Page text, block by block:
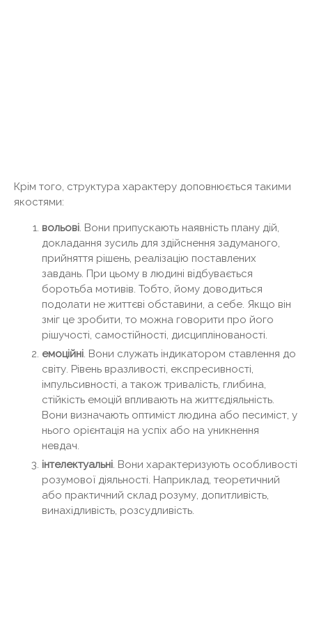
Крім того, структура характеру доповнюється такими
якостями:
вольові. Вони припускають наявність плану дій,
докладання зусиль для здійснення задуманого,
прийняття рішень, реалізацію поставлених
завдань. При цьому в людині відбувається
боротьба мотивів. Тобто, йому доводиться
подолати не життєві обставини, а себе. Якщо він
зміг це зробити, то можна говорити про його
рішучості, самостійності, дисциплінованості.
емоційні. Вони служать індикатором ставлення до
світу. Рівень вразливості, експресивності,
імпульсивності, а також тривалість, глибина,
стійкість емоцій впливають на життєдіяльність.
Вони визначають оптиміст людина або песиміст, у
нього орієнтація на успіх або на уникнення
невдач.
інтелектуальні. Вони характеризують особливості
розумової діяльності. Наприклад, теоретичний
або практичний склад розуму, допитливість,
винахідливість, розсудливість.